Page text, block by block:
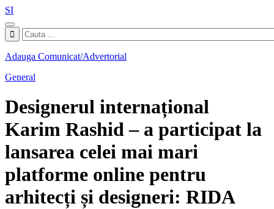
SI
Adauga Comunicat/Advertorial
General
Designerul internațional
Karim Rashid – a participat la
lansarea celei mai mari
platforme online pentru
arhitecți și designeri: RIDA